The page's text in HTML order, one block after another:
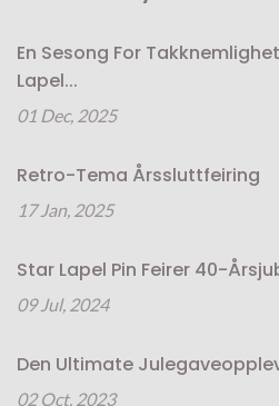
En Sesong For
Lapel...
01 Dec, 2025
Retro-Tema Årssluttfeiring
17 Jan, 2025
Star Lapel Pin Feirer 40-
09 Jul, 2024
Den Ultimate
02 Oct, 2023